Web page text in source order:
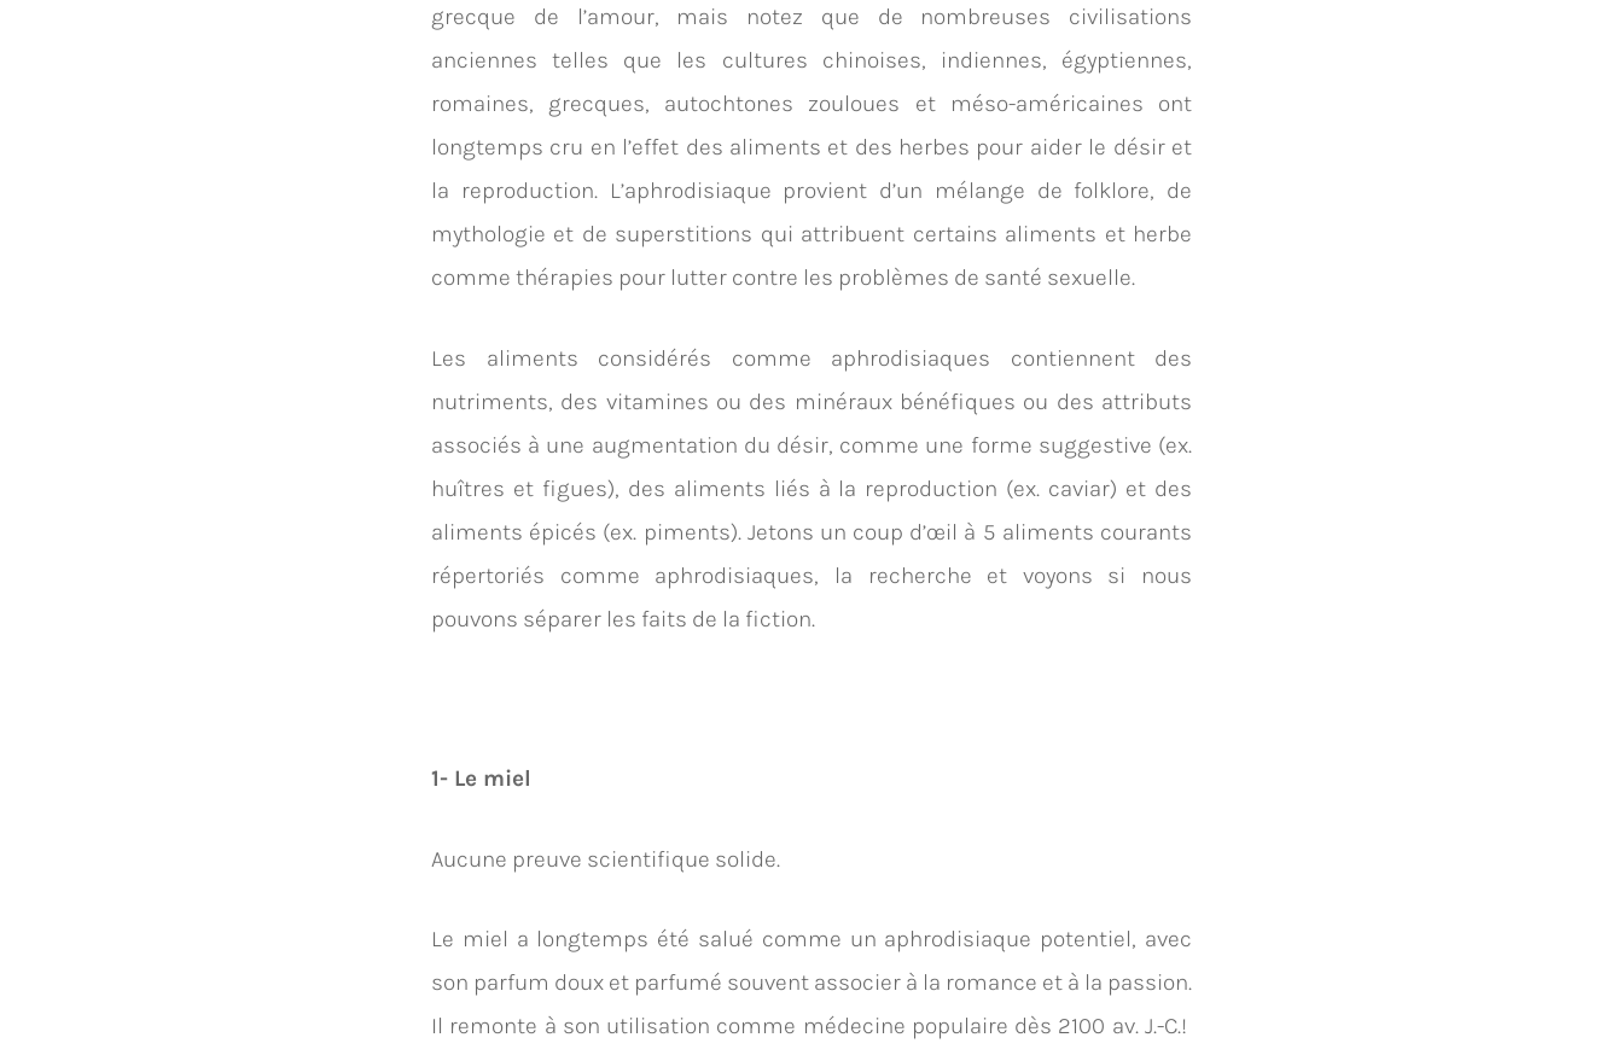
grecque de l’amour, mais notez que de nombreuses civilisations
anciennes telles que les cultures chinoises, indiennes, égyptiennes,
romaines, grecques, autochtones zouloues et méso-américaines ont
longtemps cru en l’effet des aliments et des herbes pour aider le désir et
la reproduction. L’aphrodisiaque provient d’un mélange de folklore, de
mythologie et de superstitions qui attribuent certains aliments et herbe
comme thérapies pour lutter contre les problèmes de santé sexuelle.
Les aliments considérés comme aphrodisiaques contiennent des
nutriments, des vitamines ou des minéraux bénéfiques ou des attributs
associés à une augmentation du désir, comme une forme suggestive (ex.
huîtres et figues), des aliments liés à la reproduction (ex. caviar) et des
aliments épicés (ex. piments). Jetons un coup d’œil à 5 aliments courants
répertoriés comme aphrodisiaques, la recherche et voyons si nous
pouvons séparer les faits de la fiction.
1- Le miel
Aucune preuve scientifique solide.
Le miel a longtemps été salué comme un aphrodisiaque potentiel, avec
son parfum doux et parfumé souvent associer à la romance et à la passion.
Il remonte à son utilisation comme médecine populaire dès 2100 av. J.-C.!